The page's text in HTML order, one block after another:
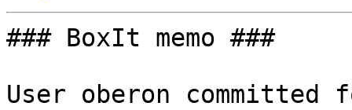
### BoxIt memo ###
User oberon committed